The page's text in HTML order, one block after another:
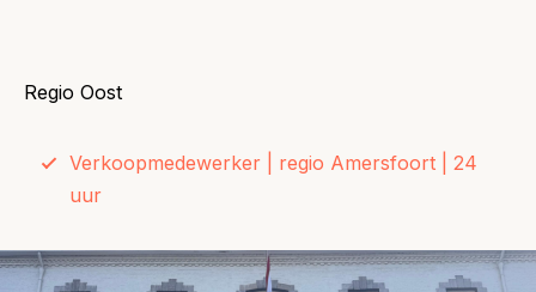
Regio Oost
Verkoopmedewerker | regio Amersfoort | 24
uur